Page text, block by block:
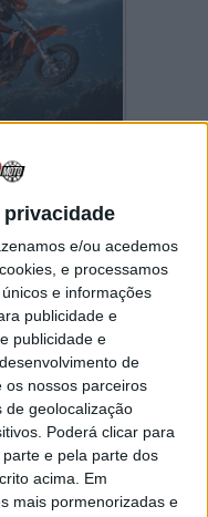
privacidade
e/ou acedemos
e processamos
e informações
publicidade e
publicidade e
de
os nossos parceiros
de geolocalização
Poderá clicar para
e pela parte dos
acima. Em
mais pormenorizadas e
de
E 5 e da
Mini-E (4-6)
terão assim a
maior
do mundo –
– numa mini
da Orange
com esta